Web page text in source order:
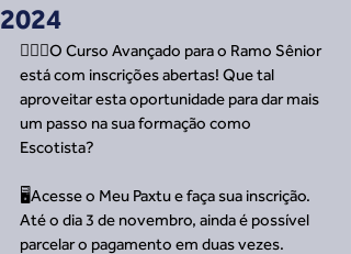
2024
🙋🏿‍♀️O Curso Avançado para o Ramo Sênior
está com inscrições abertas! Que tal
aproveitar esta oportunidade para dar mais
um passo na sua formação como
Escotista?
🖥️Acesse o Meu Paxtu e faça sua inscrição.
Até o dia 3 de novembro, ainda é possível
parcelar o pagamento em duas vezes.